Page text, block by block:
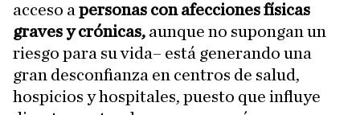
acceso a personas con afecciones físicas
graves y crónicas, aunque no supongan un
riesgo para su vida– está generando una
gran desconfianza en centros de salud,
hospicios y hospitales, puesto que influye